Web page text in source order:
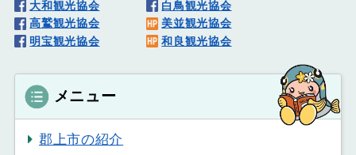
大和観光協会
白鳥観光協会
高鷲観光協会
美並観光協会
明宝観光協会
和良観光協会
メニュー
郡上市の紹介